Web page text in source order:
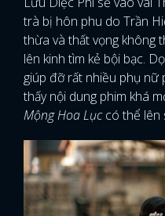
trà bị hôn phu do Trần
thừa và thất vọng không
lên kinh tìm kẻ bội bạc.
giúp đỡ rất nhiều phụ nữ
thấy nội dung phim khá
Mộng Hoa Lụccó thể lên